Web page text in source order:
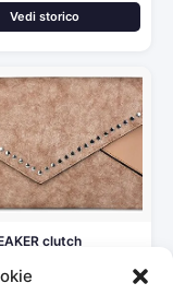
Vedi storico
clutch